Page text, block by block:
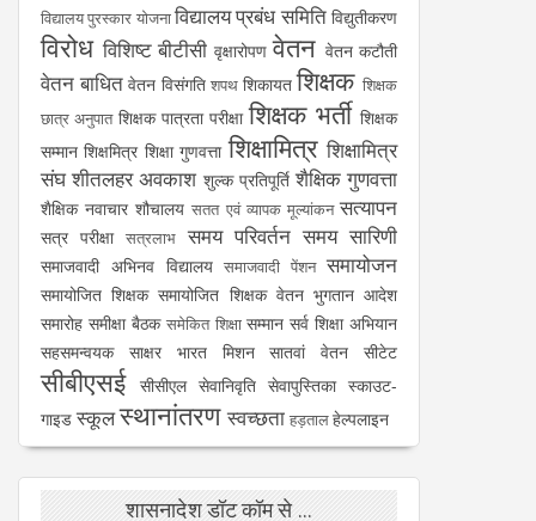
विद्यालय पुरस्कार योजनाविद्यालय प्रबंध समिति विद्युतीकरण
विरोध विशिष्ट बीटीसी वृक्षारोपण वेतन वेतन कटौती
वेतन बाधित वेतन विसंगति शपथ शिकायत शिक्षक शिक्षक
छात्र अनुपात शिक्षक पात्रता परीक्षा शिक्षक भर्ती शिक्षक
सम्मान शिक्षमित्र शिक्षा गुणवत्ता शिक्षामित्र शिक्षामित्र
संघ शीतलहर अवकाश शुल्क प्रतिपूर्ति शैक्षिक गुणवत्ता
शैक्षिक नवाचार शौचालय सतत एवं व्यापक मूल्यांकन सत्यापन
सत्र परीक्षा सत्रलाभ समय परिवर्तन समय सारिणी
समाजवादी अभिनव विद्यालय समाजवादी पेंशन समायोजन
समायोजित शिक्षक समायोजित शिक्षक वेतन भुगतान आदेश
समारोह समीक्षा बैठक समेकित शिक्षा सम्मान सर्व शिक्षा अभियान
सहसमन्वयक
साक्षर भारत मिशन सातवां वेतन सीटेट
सीबीएसई सीसीएल सेवानिवृति सेवापुस्तिका स्काउट-
गाइड स्कूलस्थानांतरण स्वच्छता हड़तालहेल्पलाइन
शासनादेश डॉट कॉम से ...